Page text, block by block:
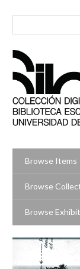
Browse Items
Browse
Browse